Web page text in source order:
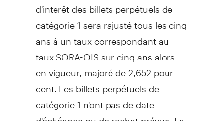
d'intérêt des billets perpétuels de
catégorie 1 sera rajusté tous les cinq
ans à un taux correspondant au
taux SORA-OIS sur cinq ans alors
en vigueur, majoré de 2,652 pour
cent. Les billets perpétuels de
catégorie 1 n'ont pas de date
d'échéance ou de rachat prévue. La